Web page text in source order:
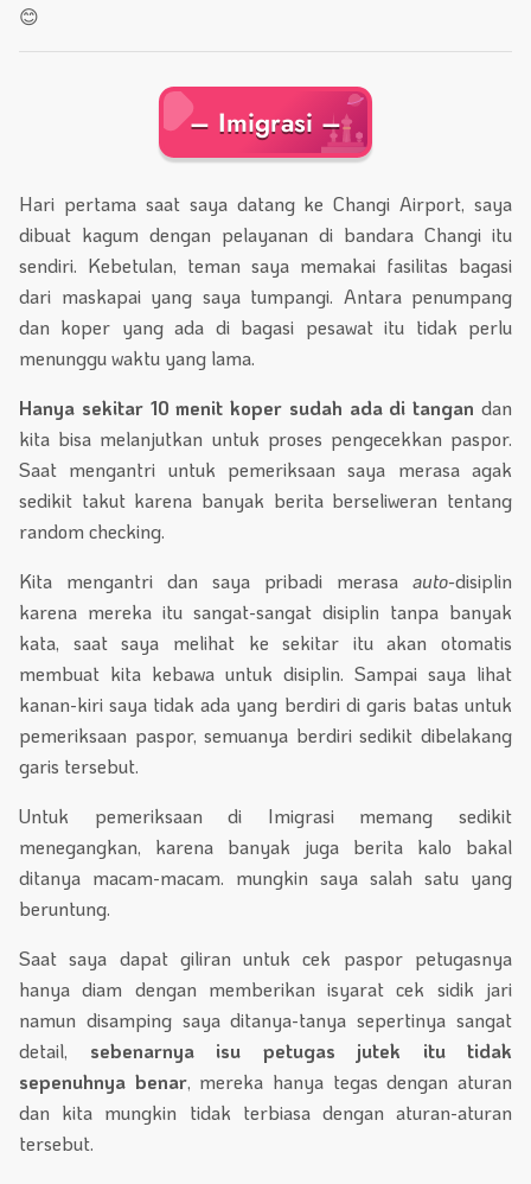
😊
– Imigrasi –
Hari pertama saat saya datang ke Changi Airport, saya
dibuat kagum dengan pelayanan di bandara Changi itu
sendiri. Kebetulan, teman saya memakai fasilitas bagasi
dari maskapai yang saya tumpangi. Antara penumpang
dan koper yang ada di bagasi pesawat itu tidak perlu
menunggu waktu yang lama.
Hanya sekitar 10 menit koper sudah ada di tangan dan
kita bisa melanjutkan untuk proses pengecekkan paspor.
Saat mengantri untuk pemeriksaan saya merasa agak
sedikit takut karena banyak berita berseliweran tentang
random checking.
Kita mengantri dan saya pribadi merasa auto-disiplin
karena mereka itu sangat-sangat disiplin tanpa banyak
kata, saat saya melihat ke sekitar itu akan otomatis
membuat kita kebawa untuk disiplin. Sampai saya lihat
kanan-kiri saya tidak ada yang berdiri di garis batas untuk
pemeriksaan paspor, semuanya berdiri sedikit dibelakang
garis tersebut.
Untuk pemeriksaan di Imigrasi memang sedikit
menegangkan, karena banyak juga berita kalo bakal
ditanya macam-macam. mungkin saya salah satu yang
beruntung.
Saat saya dapat giliran untuk cek paspor petugasnya
hanya diam dengan memberikan isyarat cek sidik jari
namun disamping saya ditanya-tanya sepertinya sangat
detail, sebenarnya isu petugas jutek itu tidak
sepenuhnya benar, mereka hanya tegas dengan aturan
dan kita mungkin tidak terbiasa dengan aturan-aturan
tersebut.